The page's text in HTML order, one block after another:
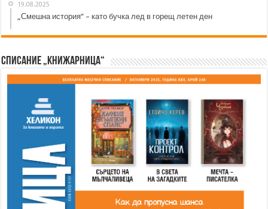
19.08.2025
„Смешна история“ – като бучка лед в горещ летен ден
Списание „Книжарница“